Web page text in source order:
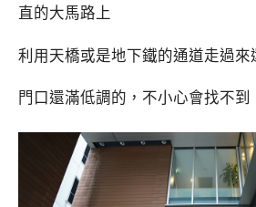
直的大馬路上
利用天橋或是地下鐵的通道走過來
門口還滿低調的，不小心會找不到